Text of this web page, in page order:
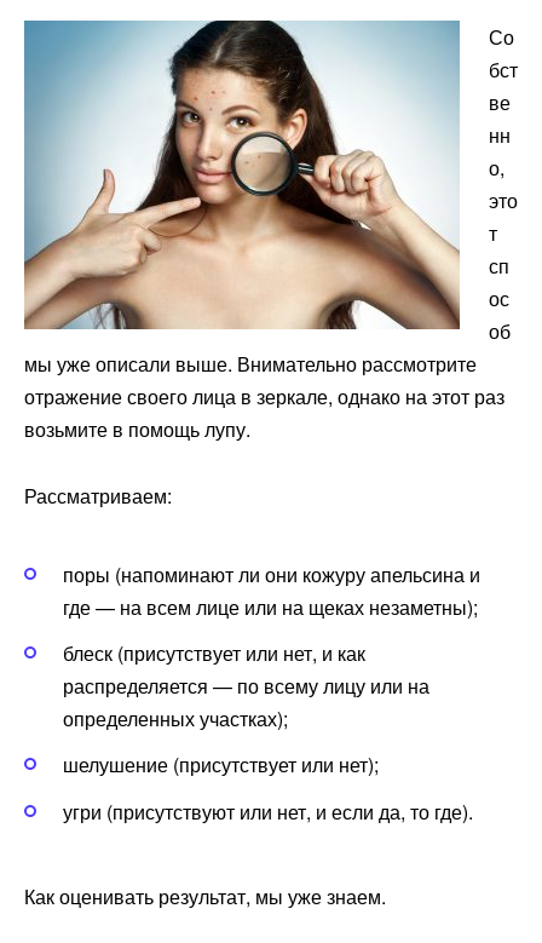
Со
бст
ве
нн
о,
это
т
сп
ос
об
мы уже описали выше. Внимательно рассмотрите
отражение своего лица в зеркале, однако на этот раз
возьмите в помощь лупу.
Рассматриваем:
поры (напоминают ли они кожуру апельсина и
где — на всем лице или на щеках незаметны);
блеск (присутствует или нет, и как
распределяется — по всему лицу или на
определенных участках);
шелушение (присутствует или нет);
угри (присутствуют или нет, и если да, то где).
Как оценивать результат, мы уже знаем.